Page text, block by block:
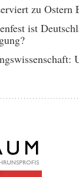
zu Ostern
ist